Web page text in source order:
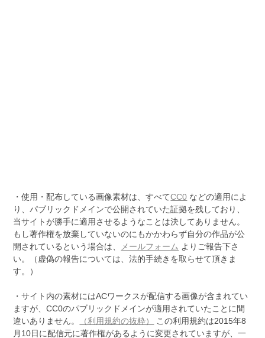
・使用・配布している画像素材は、すべてCC0 などの適用によ
り、パブリックドメインで公開されていた証拠を残しており、
当サイトが勝手に適用させるようなことは決してありません。
もし著作権を放棄していないのにもかかわらず自分の作品が公
開されているという場合は、
メールフォーム よりご報告下さ
い。（虚偽の報告については、法的手続きを取らせて頂きま
す。）
・サイト内の素材にはACワークスが配信する画像が含まれてい
ますが、CC0のパブリックドメインが適用されていたことに間
違いありません。
（利用規約の抜粋）
この利用規約は2015年8
月10日に配信元に著作権があるように変更されていますが、一